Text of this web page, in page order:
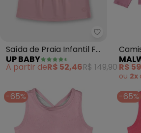
Up Baby -
Saída de Praia Infantil Fps
+50 (Rosa)
UP BABY
A partir deR$ 52,46R$ 149,90R$
ou 2x
-65% -65%